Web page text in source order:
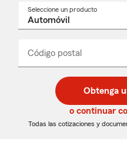
Seleccione un producto
Código postal
de
5
dígitos
de
5
dígitos
_____
Obtenga
o continuar
Todas las cotizaciones y